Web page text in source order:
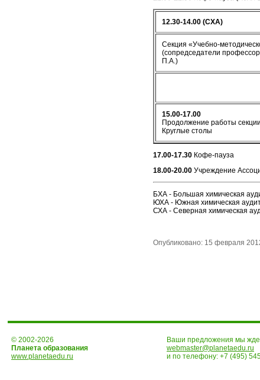
12.30-14.00 (СХА)
Секция «Учебно-
(сопредседатели
П.А.)
15.00-17.00
Продолжение работы секции
Круглые столы
17.00-17.30 Кофе-пауза
18.00-20.00 Учреждение
БХА - Большая химическая
ЮХА - Южная химическая
СХА - Северная химическая
Опубликовано: 15 февраля
© 2002-2026
Планета образования
www.planetaedu.ru
Ваши предложения мы
webmaster@planetaedu.ru
и по телефону: +7 (495)